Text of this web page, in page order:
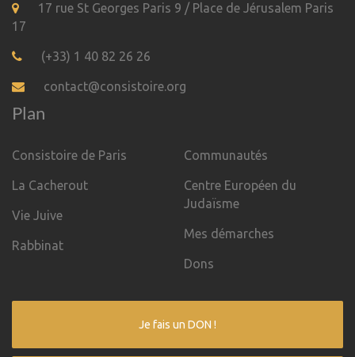
17 rue St Georges Paris 9 / Place de Jérusalem Paris
17
(+33) 1 40 82 26 26
contact@consistoire.org
Plan
Consistoire de Paris
La Cacherout
Vie Juive
Rabbinat
Communautés
Centre Européen du
Judaïsme
Mes démarches
Dons
Je fais un DON !